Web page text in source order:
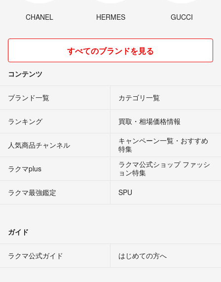
CHANEL HERMES GUCCI
すべてのブランドを見る
コンテンツ
ブランド一覧 カテゴリ一覧
ランキング 買取・相場価格情報
人気商品チャンネル
キャンペーン一覧・おすすめ
特集
ラクマplus
ラクマ公式ショップ ファッシ
ョン特集
ラクマ最強鑑定
SPU
ガイド
ラクマ公式ガイド はじめての方へ